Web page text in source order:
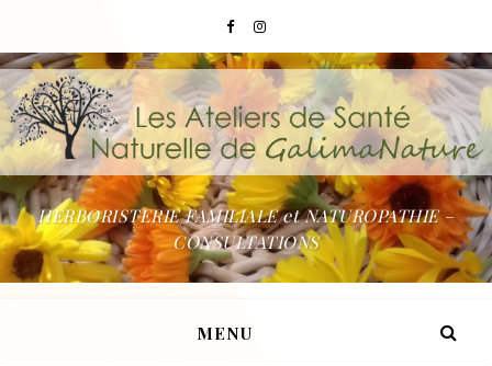
HERBORISTERIE FAMILIALE et NATUROPATHIE –
CONSULTATIONS
MENU